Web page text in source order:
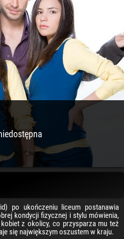
po ukończeniu liceum postanawia
kondycji fizycznej i stylu mówienia,
z okolicy, co przysparza mu też
się największym oszustem w kraju.